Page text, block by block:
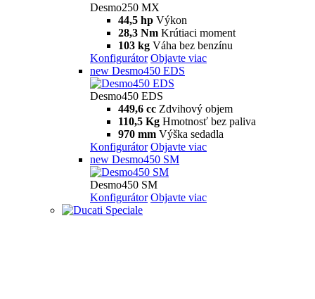
Desmo250 MX
44,5 hp Výkon
28,3 Nm Krútiaci moment
103 kg Váha bez benzínu
Konfigurátor Objavte viac
new Desmo450 EDS
Desmo450 EDS
449,6 cc Zdvihový objem
110,5 Kg Hmotnosť bez paliva
970 mm Výška sedadla
Konfigurátor Objavte viac
new Desmo450 SM
Desmo450 SM
Konfigurátor Objavte viac